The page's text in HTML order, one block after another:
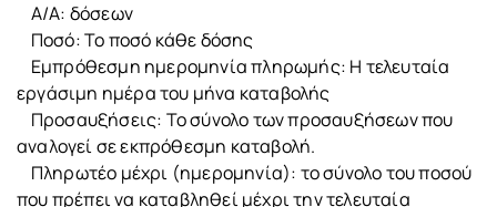
Α/Α: δόσεων
Ποσό: Το ποσό κάθε δόσης
Εμπρόθεσμη ημερομηνία πληρωμής: Η τελευταία
εργάσιμη ημέρα του μήνα καταβολής
Προσαυξήσεις: Το σύνολο των προσαυξήσεων που
αναλογεί σε εκπρόθεσμη καταβολή.
Πληρωτέο μέχρι (ημερομηνία): το σύνολο του ποσού
που πρέπει να καταβληθεί μέχρι την τελευταία